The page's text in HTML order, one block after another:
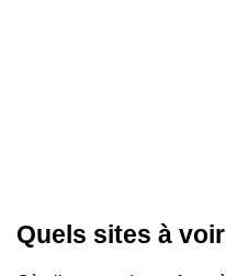
Quels sites à voir